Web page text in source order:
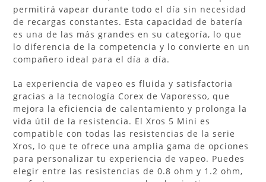
permitirá vapear durante todo el día sin necesidad
de recargas constantes. Esta capacidad de batería
es una de las más grandes en su categoría, lo que
lo diferencia de la competencia y lo convierte en un
compañero ideal para el día a día.
La experiencia de vapeo es fluida y satisfactoria
gracias a la tecnología Corex de Vaporesso, que
mejora la eficiencia de calentamiento y prolonga la
vida útil de la resistencia. El Xros 5 Mini es
compatible con todas las resistencias de la serie
Xros, lo que te ofrece una amplia gama de opciones
para personalizar tu experiencia de vapeo. Puedes
elegir entre las resistencias de 0.8 ohm y 1.2 ohm,